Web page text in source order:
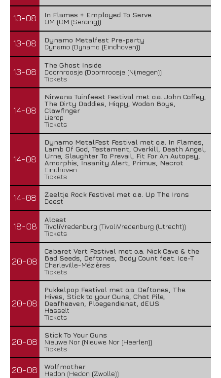
13-08
In Flames + Employed To Serve
OM (OM (Seraing))
13-08
Dynamo Metalfest Pre-party
Dynamo (Dynamo (Eindhoven))
13-08
The Ghost Inside
Doornroosje (Doornroosje (Nijmegen))
Tickets
14-08
Nirwana Tuinfeest Festival met o.a. John Coffey,
The Dirty Daddies, Hiqpy, Wodan Boys,
Clawfinger
Lierop
Tickets
14-08
Dynamo MetalFest Festival met o.a. In Flames,
Lamb Of God, Testament, Overkill, Death Angel,
Urne, Slaughter To Prevail, Fit For An Autopsy,
Amorphis, Insanity Alert, Primus, Necrot
Eindhoven
Tickets
14-08
Zeeltje Rock Festival met o.a. Up The Irons
Deest
18-08
Alcest
TivoliVredenburg (TivoliVredenburg (Utrecht))
Tickets
20-08
Cabaret Vert Festival met o.a. Nick Cave & the
Bad Seeds, Deftones, Body Count feat. Ice-T
Charleville-Mézières
Tickets
20-08
Pukkelpop Festival met o.a. Deftones, The
Hives, Stick to your Guns, Chat Pile,
Deafheaven, Ploegendienst, dEUS
Hasselt
Tickets
20-08
Stick To Your Guns
Nieuwe Nor (Nieuwe Nor (Heerlen))
Tickets
20-08
Wolfmother
Hedon (Hedon (Zwolle))